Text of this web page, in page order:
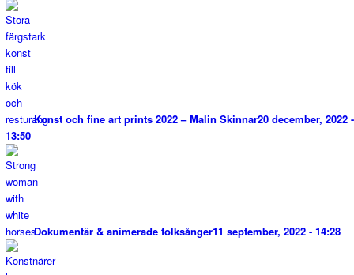
Konst och fine art prints 2022 – Malin Skinnar20 december, 2022 -
13:50
Dokumentär & animerade folksånger11 september, 2022 - 14:28